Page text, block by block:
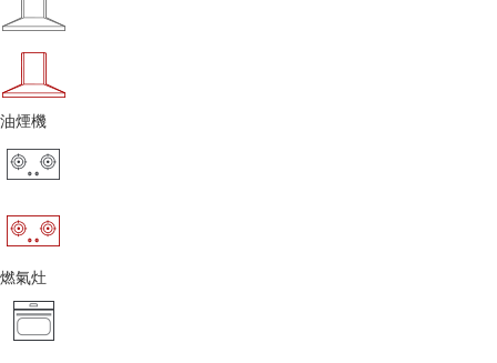
油煙機
燃氣灶